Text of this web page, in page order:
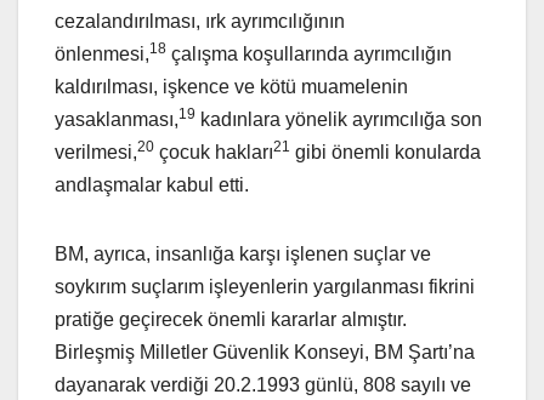
cezalandırılması, ırk ayrımcılığının
önlenmesi,18 çalışma koşullarında ayrımcılığın
kaldırılması, işkence ve kötü muamelenin
yasaklanması,19 kadınlara yönelik ayrımcılığa son
verilmesi,20 çocuk hakları21 gibi önemli konularda
andlaşmalar kabul etti.
BM, ayrıca, insanlığa karşı işlenen suçlar ve
soykırım suçlarım işleyenlerin yargılanması fikrini
pratiğe geçirecek önemli kararlar almıştır.
Birleşmiş Milletler Güvenlik Konseyi, BM Şartı’na
dayanarak verdiği 20.2.1993 günlü, 808 sayılı ve